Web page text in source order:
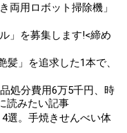
両用ロボット掃除機」
」を募集します!<締め
」を追求した1本で、
処分費用6万5千円、時
読みたい記事
選。手焼きせんべい体